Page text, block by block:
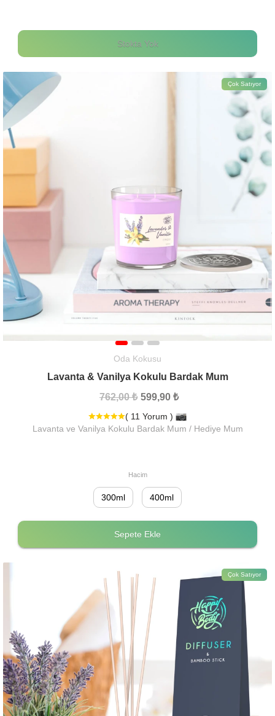
Stokta Yok
Çok Satıyor
Oda Kokusu
Lavanta & Vanilya Kokulu Bardak Mum
762,00 ₺ 599,90 ₺
( 11 Yorum )
Lavanta ve Vanilya Kokulu Bardak Mum / Hediye Mum
Hacim
300ml 400ml
Sepete Ekle
Çok Satıyor